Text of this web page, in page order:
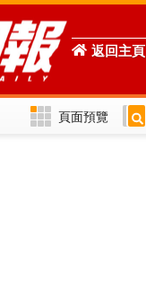
返回主頁